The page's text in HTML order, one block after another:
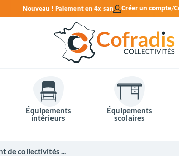
en 4x sans frais. Créer un compte
Équipements
intérieurs
Équipements
scolaires